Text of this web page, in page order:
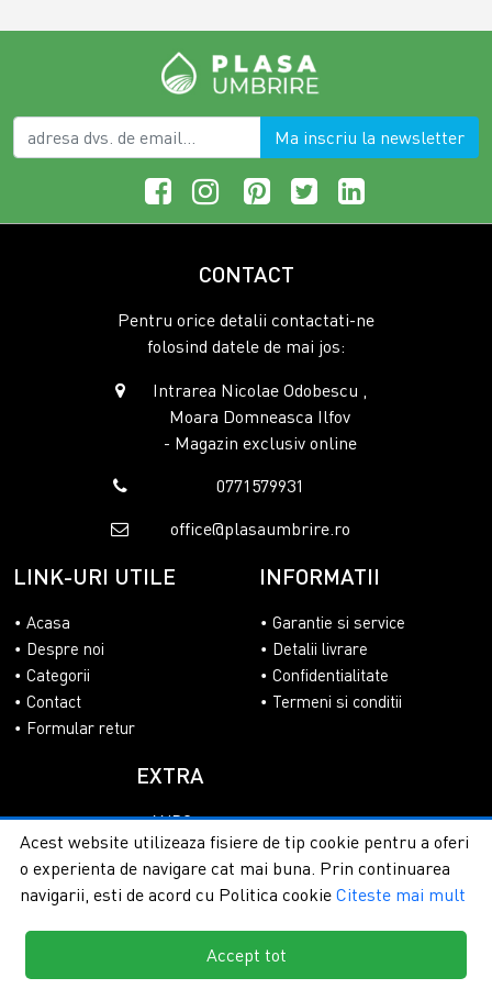
Ma inscriu la newsletter
CONTACT
Pentru orice detalii contactati-ne
folosind datele de mai jos:
Intrarea Nicolae Odobescu ,
Moara Domneasca Ilfov
- Magazin exclusiv online
0771579931
office@plasaumbrire.ro
LINK-URI UTILE
Acasa
Despre noi
Categorii
Contact
Formular retur
INFORMATII
Garantie si service
Detalii livrare
Confidentialitate
Termeni si conditii
EXTRA
ANPC
SOL
Copyright © 2026 - PlasaUmbrire.ro | Toate drepturile
rezervate.Creare magazine online by ITeXclusiv.ro
Acest website utilizeaza fisiere de tip cookie pentru a oferi
o experienta de navigare cat mai buna. Prin continuarea
navigarii, esti de acord cu Politica cookie Citeste mai mult
Accept tot